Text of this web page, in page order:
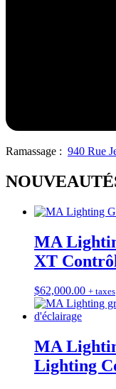
Ramassage : 940 Rue
MA
XT
$62,000.00 + taxes
MA
Lighting